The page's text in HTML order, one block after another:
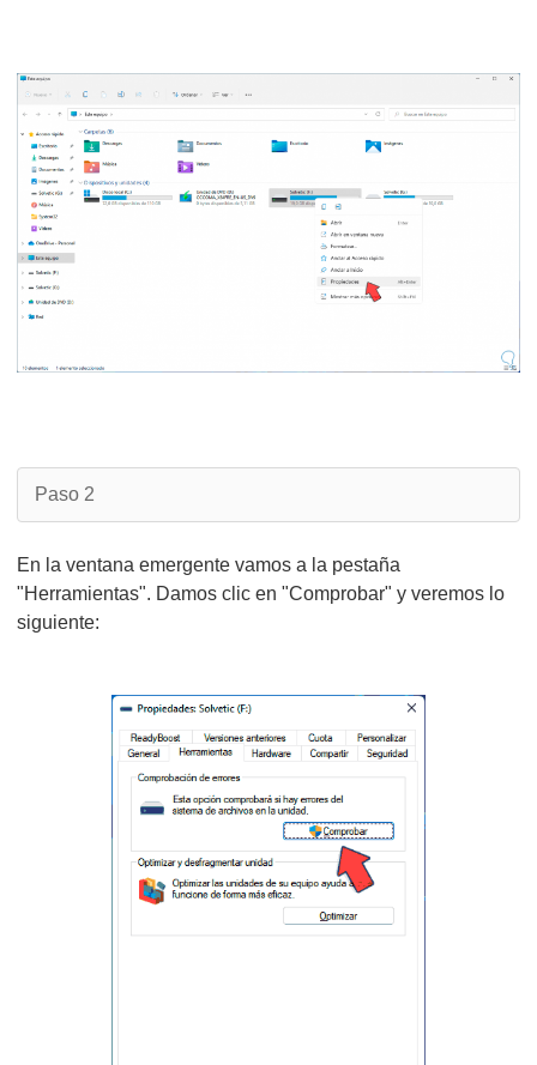
Paso 2
En la ventana emergente vamos a la pestaña
"Herramientas". Damos clic en "Comprobar" y veremos lo
siguiente: